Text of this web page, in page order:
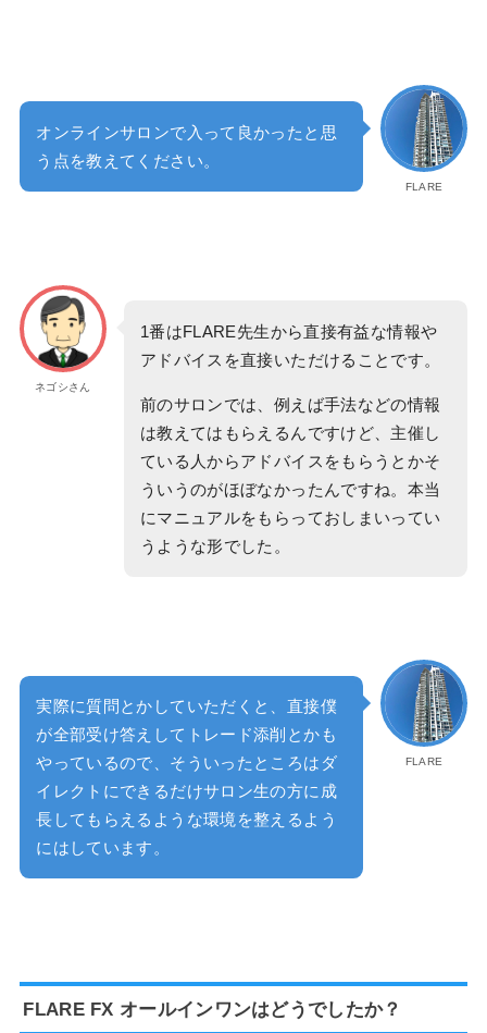
FLARE
オンラインサロンで入って良かったと思
う点を教えてください。
ネゴシさん
1番はFLARE先生から直接有益な情報や
アドバイスを直接いただけることです。
前のサロンでは、例えば手法などの情報
は教えてはもらえるんですけど、主催し
ている人からアドバイスをもらうとかそ
ういうのがほぼなかったんですね。本当
にマニュアルをもらっておしまいってい
うような形でした。
FLARE
実際に質問とかしていただくと、直接僕
が全部受け答えしてトレード添削とかも
やっているので、そういったところはダ
イレクトにできるだけサロン生の方に成
長してもらえるような環境を整えるよう
にはしています。
FLARE FX オールインワンはどうでしたか？